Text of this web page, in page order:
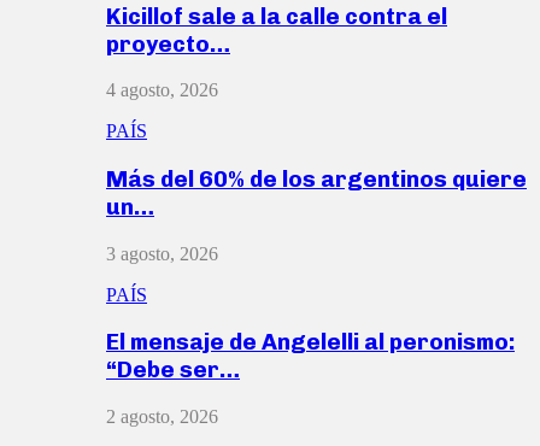
Kicillof sale a la calle contra el
proyecto…
4 agosto, 2026
PAÍS
Más del 60% de los argentinos quiere
un…
3 agosto, 2026
PAÍS
El mensaje de Angelelli al peronismo:
“Debe ser…
2 agosto, 2026